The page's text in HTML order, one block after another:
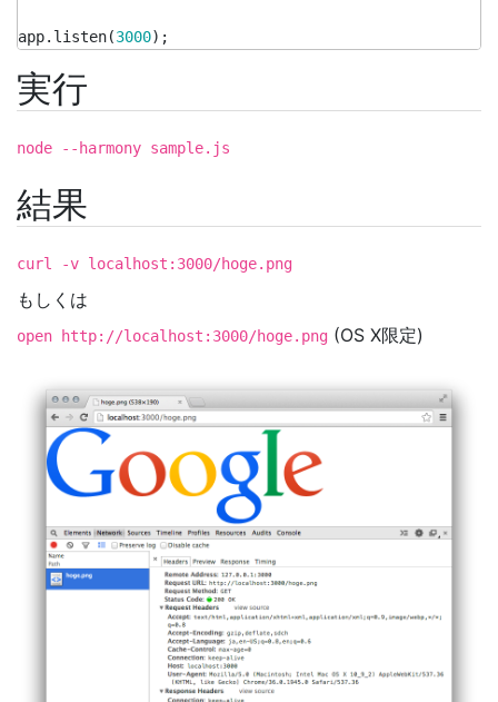
app. listen(3000);
実行
node --harmony sample.js
結果
curl -v localhost:3000/hoge.png
もしくは
open http://localhost:3000/hoge.png (OS X限定)